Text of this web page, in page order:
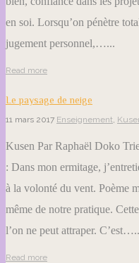
en soi. Lorsqu’on pénètre
jugement personnel,…...
Read more
Le paysage de neige
11 mars 2017 Enseignement,
Kusen Par Raphaël Doko
: Dans mon ermitage,
à la volonté du vent. Poème
même de notre pratique.
l’on ne peut attraper.
Read more